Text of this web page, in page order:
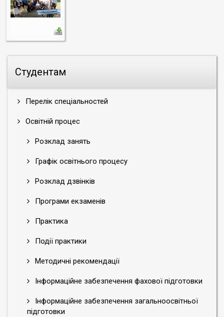
Студентам
Перелік спеціальностей
Освітній процес
Розклад занять
Графік освітнього процесу
Розклад дзвінків
Програми екзаменів
Практика
Події практики
Методичні рекомендації
Інформаційне забезпечення фахової підготовки
Інформаційне забезпечення загальноосвітньої
підготовки